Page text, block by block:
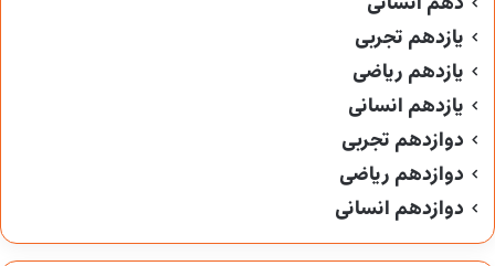
یازدهم تجربی
یازدهم ریاضی
یازدهم انسانی
دوازدهم تجربی
دوازدهم ریاضی
دوازدهم انسانی